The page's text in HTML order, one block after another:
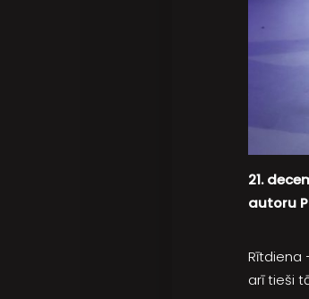
21.
autoru
Rītdiena
arī tieši